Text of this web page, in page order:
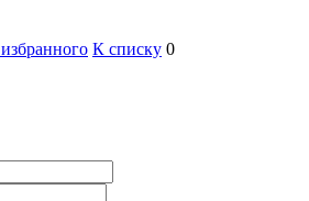
К списку 0